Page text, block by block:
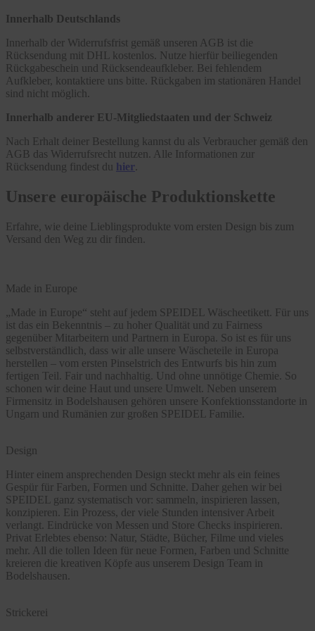
Innerhalb Deutschlands
Innerhalb der Widerrufsfrist gemäß unseren AGB ist die
Rücksendung mit DHL kostenlos. Nutze hierfür beiliegenden
Rückgabeschein und Rücksendeaufkleber. Bei fehlendem
Aufkleber, kontaktiere uns bitte. Rückgaben im stationären Handel
sind nicht möglich.
Innerhalb anderer EU-Mitgliedstaaten und der Schweiz
Nach Erhalt deiner Bestellung kannst du als Verbraucher gemäß den
AGB das Widerrufsrecht nutzen. Alle Informationen zur
Rücksendung findest du hier
Unsere europäische Produktionskette
Erfahre, wie deine Lieblingsprodukte vom ersten Design bis zum
Versand den Weg zu dir finden.
Made in Europe
„Made in Europe“ steht auf jedem SPEIDEL Wäscheetikett. Für uns
ist das ein Bekenntnis – zu hoher Qualität und zu Fairness
gegenüber Mitarbeitern und Partnern in Europa. So ist es für uns
selbstverständlich, dass wir alle unsere Wäscheteile in Europa
herstellen – vom ersten Pinselstrich des Entwurfs bis hin zum
fertigen Teil. Fair und nachhaltig. Und ohne unnötige Chemie. So
schonen wir deine Haut und unsere Umwelt. Neben unserem
Firmensitz in Bodelshausen gehören unsere Konfektionsstandorte in
Ungarn und Rumänien zur großen SPEIDEL Familie.
Design
Hinter einem ansprechenden Design steckt mehr als ein feines
Gespür für Farben, Formen und Schnitte. Daher gehen wir bei
SPEIDEL ganz systematisch vor: sammeln, inspirieren lassen,
konzipieren. Ein Prozess, der viele Stunden intensiver Arbeit
verlangt. Eindrücke von Messen und Store Checks inspirieren.
Privat Erlebtes ebenso: Natur, Städte, Bücher, Filme und vieles
mehr. All die tollen Ideen für neue Formen, Farben und Schnitte
kreieren die kreativen Köpfe aus unserem Design Team in
Bodelshausen.
Strickerei